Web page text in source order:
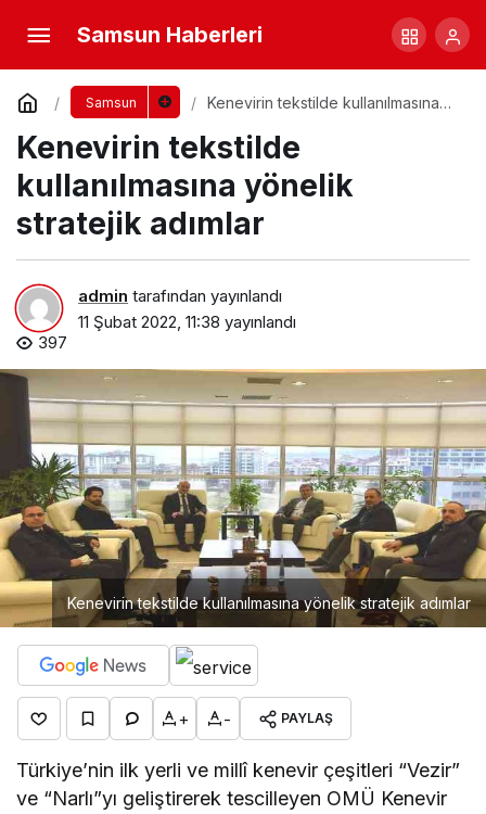
Samsun Haberleri
Samsun
Kenevirin tekstilde kullanılmasına
Kenevirin tekstilde
kullanılmasına yönelik
stratejik adımlar
admin tarafından yayınlandı
11 Şubat 2022, 11:38 yayınlandı
397
Kenevirin tekstilde kullanılmasına yönelik stratejik adımlar
+ - PAYLAŞ
Türkiye’nin ilk yerli ve millî kenevir çeşitleri “Vezir”
ve “Narlı”yı geliştirerek tescilleyen OMÜ Kenevir